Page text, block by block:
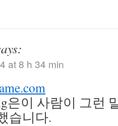
at 8 h 34 min
은이 사람이 그런
습니다.